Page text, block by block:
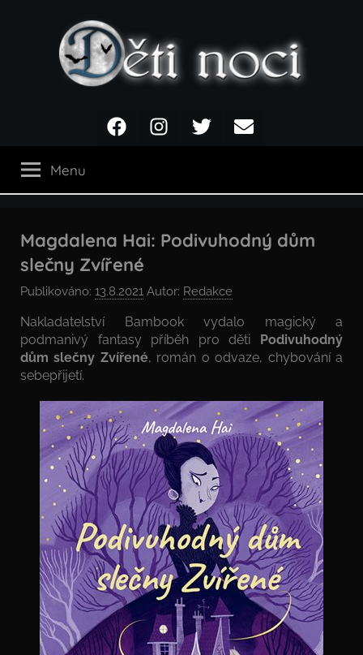
noci
FacebookInstagramTwitter Email
Menu
Magdalena Hai: Podivuhodný dům
slečny Zvířené
Publikováno: 13.8.2021 Autor: Redakce
Nakladatelství Bambook vydalo magický a
podmanivý fantasy příběh pro děti Podivuhodný
dům slečny Zvířené, román o odvaze, chybování a
sebepřijetí.